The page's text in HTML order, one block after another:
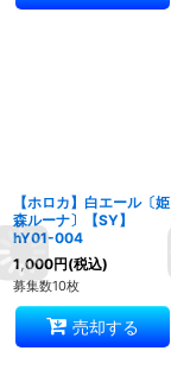
【ホロカ】白エール〔姫
森ルーナ〕【SY】
hY01-004
1,000円(税込)
募集数10枚
売却する